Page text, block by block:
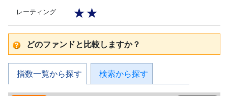
レーティング ★★
どのファンドと比較しますか？
指数一覧から探す 検索から探す